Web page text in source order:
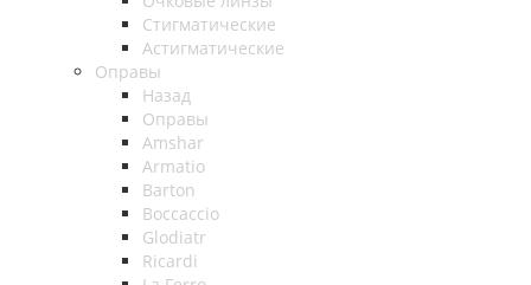
Стигматические
Астигматические
Оправы
Назад
Оправы
Amshar
Armatio
Barton
Boccaccio
Glodiatr
Ricardi